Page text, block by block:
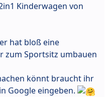
Kinderwagen von
hat bloß eine
zum Sportsitz umbauen
könnt braucht ihr
Google eingeben.